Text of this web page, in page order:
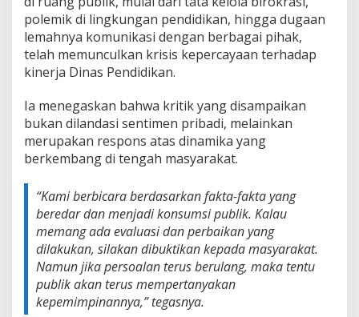
polemik di lingkungan pendidikan, hingga dugaan
lemahnya komunikasi dengan berbagai pihak,
telah memunculkan krisis kepercayaan terhadap
kinerja Dinas Pendidikan.
Ia menegaskan bahwa kritik yang disampaikan
bukan dilandasi sentimen pribadi, melainkan
merupakan respons atas dinamika yang
berkembang di tengah masyarakat.
“Kami berbicara berdasarkan fakta-fakta yang
beredar dan menjadi konsumsi publik. Kalau
memang ada evaluasi dan perbaikan yang
dilakukan, silakan dibuktikan kepada masyarakat.
Namun jika persoalan terus berulang, maka tentu
publik akan terus mempertanyakan
kepemimpinannya,” tegasnya.